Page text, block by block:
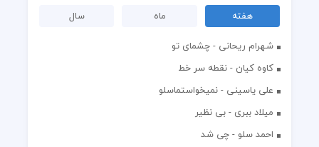
هفته ماه
سال
شهرام ریحانی - چشمای تو
کاوه کیان - نقطه سر خط
علی یاسینی - نمیخواستماسلو
میلاد ببری - بی نظیر
احمد سلو - چی شد